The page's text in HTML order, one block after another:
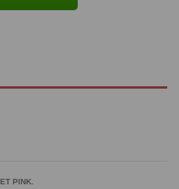
PINK.